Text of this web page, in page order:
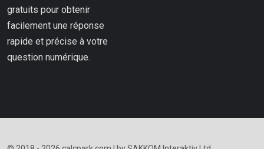
gratuits pour obtenir
facilement une réponse
rapide et précise à votre
question numérique.